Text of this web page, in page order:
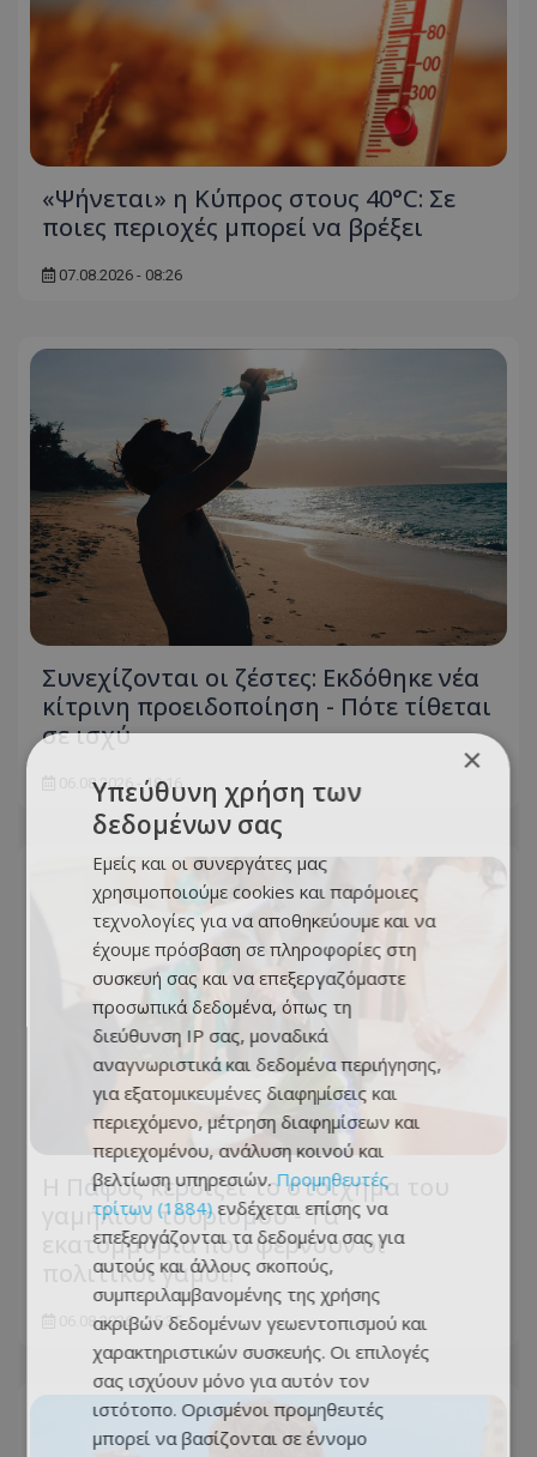
«Ψήνεται» η Κύπρος στους 40°C: Σε
ποιες περιοχές μπορεί να βρέξει
07.08.2026 - 08:26
Συνεχίζονται οι ζέστες: Εκδόθηκε νέα
κίτρινη προειδοποίηση - Πότε τίθεται
σε ισχύ
06.08.2026 - 18:16
Η Πάφος κερδίζει το στοίχημα του
γαμήλιου τουρισμού - Τα
εκατομμύρια που φέρνουν οι
πολιτικοί γάμοι!
06.08.2026 - 15:35
×
Υπεύθυνη χρήση των
δεδομένων σας
Εμείς και οι συνεργάτες μας
χρησιμοποιούμε cookies και παρόμοιες
τεχνολογίες για να αποθηκεύουμε και να
έχουμε πρόσβαση σε πληροφορίες στη
συσκευή σας και να επεξεργαζόμαστε
προσωπικά δεδομένα, όπως τη
διεύθυνση IP σας, μοναδικά
αναγνωριστικά και δεδομένα περιήγησης,
για εξατομικευμένες διαφημίσεις και
περιεχόμενο, μέτρηση διαφημίσεων και
περιεχομένου, ανάλυση κοινού και
βελτίωση υπηρεσιών. Προμηθευτές
τρίτων (1884) ενδέχεται επίσης να
επεξεργάζονται τα δεδομένα σας για
αυτούς και άλλους σκοπούς,
συμπεριλαμβανομένης της χρήσης
ακριβών δεδομένων γεωεντοπισμού και
χαρακτηριστικών συσκευής. Οι επιλογές
σας ισχύουν μόνο για αυτόν τον
ιστότοπο. Ορισμένοι προμηθευτές
μπορεί να βασίζονται σε έννομο